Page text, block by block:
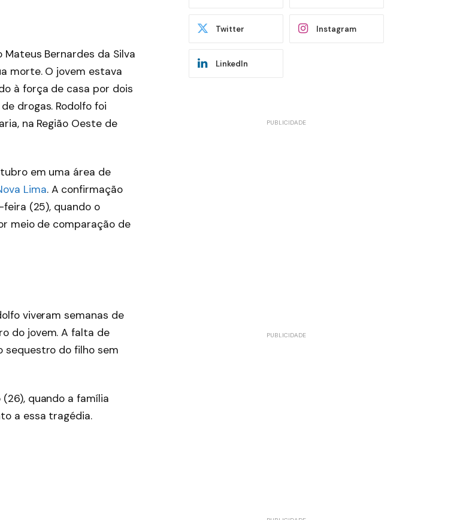
Bernardes da Silva
morte. O jovem estava
à força de casa por dois
drogas. Rodolfo foi
na Região Oeste de
em uma área de
Lima. A confirmação
(25), quando o
meio de comparação de
viveram semanas de
do jovem. A falta de
sequestro do filho sem
quando a família
a essa tragédia.
Twitter Instagram
LinkedIn